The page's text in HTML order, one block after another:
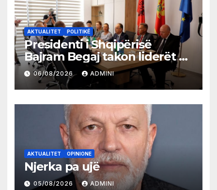
AKTUALITET POLITIKË
Presidenti i Shqipërisë
Bajram Begaj takon liderët e
partive shqiptare në Ulqin
06/08/2026 ADMINI
AKTUALITET OPINIONE
Njerka pa ujë
05/08/2026 ADMINI